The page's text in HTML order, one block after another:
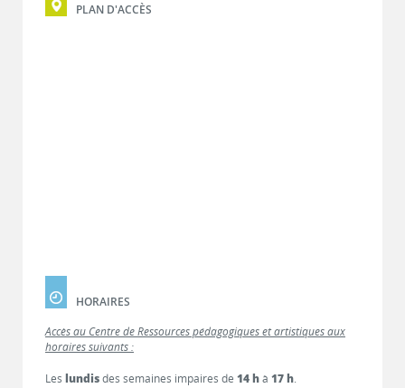
PLAN D'ACCÈS
HORAIRES
Accès au Centre de Ressources pédagogiques et artistiques aux
horaires suivants :
Les lundisdes semaines impaires de 14 hà 17 h.